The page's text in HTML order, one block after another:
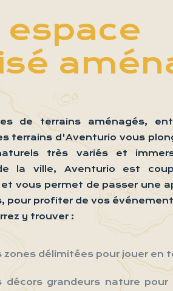
espace
de terrains aménagés,
terrains d'Aventurio vous
très variés et
la ville, Aventurio est
vous permet de passer une
pour profiter de vos
y trouver :
zones délimitées pour jouer en
décors grandeurs nature